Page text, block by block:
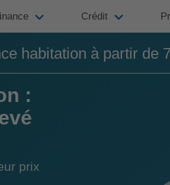
Crédit
habitation à partir de
:
prix